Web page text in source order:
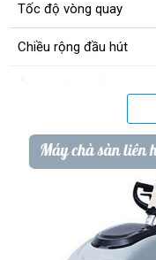
Tốc độ vòng quay
Chiều rộng đầu hút
Đường kính bàn chà
Độ dài dây điện
Kích thước đóng gói